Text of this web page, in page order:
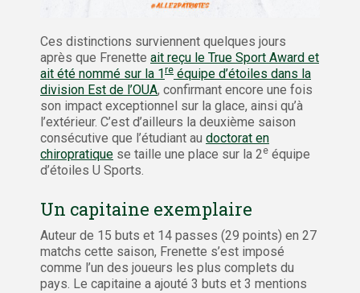
Ces distinctions surviennent quelques jours
après que Frenette ait reçu le True Sport Award et
ait été nommé sur la 1re équipe d’étoiles dans la
division Est de l’OUA, confirmant encore une fois
son impact exceptionnel sur la glace, ainsi qu’à
l’extérieur. C’est d’ailleurs la deuxième saison
consécutive que l’étudiant au doctorat en
chiropratique se taille une place sur la 2e équipe
d’étoiles U Sports.
Un capitaine exemplaire
Auteur de 15 buts et 14 passes (29 points) en 27
matchs cette saison, Frenette s’est imposé
comme l’un des joueurs les plus complets du
pays. Le capitaine a ajouté 3 buts et 3 mentions